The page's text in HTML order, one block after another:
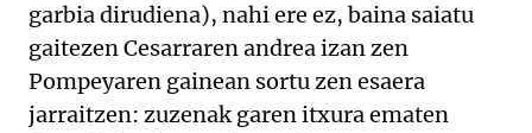
garbia dirudiena), nahi ere ez, baina saiatu
gaitezen Cesarraren andrea izan zen
Pompeyaren gainean sortu zen esaera
jarraitzen: zuzenak garen itxura ematen